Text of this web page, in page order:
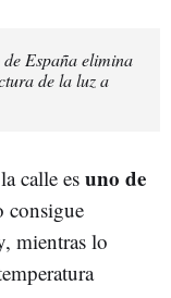
España elimina
de la luz a
calle esuno de
consigue
mientras lo